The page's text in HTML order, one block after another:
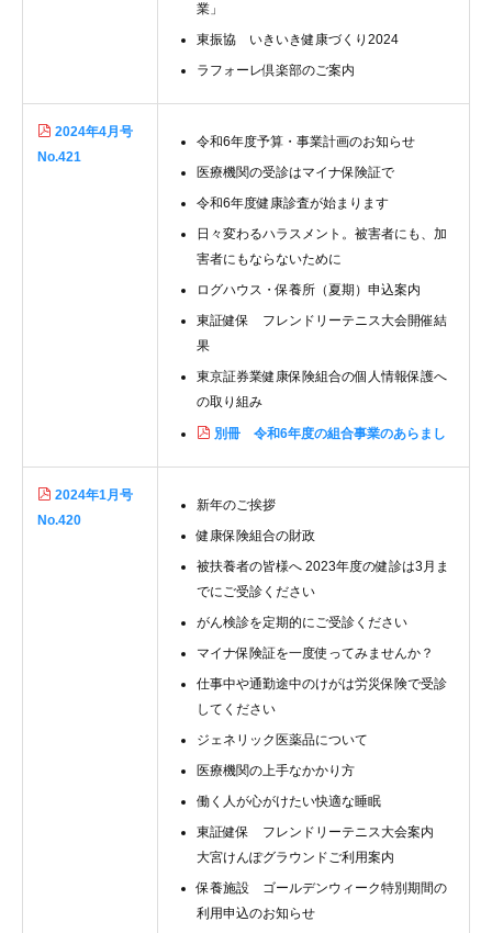
業」
東振協 いきいき健康づくり2024
ラフォーレ倶楽部のご案内
2024年4月号
No.421
令和6年度予算・事業計画のお知らせ
医療機関の受診はマイナ保険証で
令和6年度健康診査が始まります
日々変わるハラスメント。被害者にも、加
害者にもならないために
ログハウス・保養所（夏期）申込案内
東証健保 フレンドリーテニス大会開催結
果
東京証券業健康保険組合の個人情報保護へ
の取り組み
別冊 令和6年度の組合事業のあらまし
2024年1月号
No.420
新年のご挨拶
健康保険組合の財政
被扶養者の皆様へ 2023年度の健診は3月ま
でにご受診ください
がん検診を定期的にご受診ください
マイナ保険証を一度使ってみませんか？
仕事中や通勤途中のけがは労災保険で受診
してください
ジェネリック医薬品について
医療機関の上手なかかり方
働く人が心がけたい快適な睡眠
東証健保 フレンドリーテニス大会案内
大宮けんぽグラウンドご利用案内
保養施設 ゴールデンウィーク特別期間の
利用申込のお知らせ